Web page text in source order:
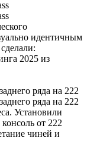
идентичным
2025 из
ряда на 222
ряда на 222
Установили
от 222
чиней и